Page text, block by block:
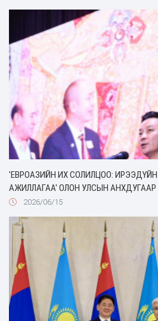
'ЕВРОАЗИЙН ИХ СОЛИЛЦОО:
АЖИЛЛАГАА' ОЛОН УЛСЫН АНХДУГААР
2026/06/15